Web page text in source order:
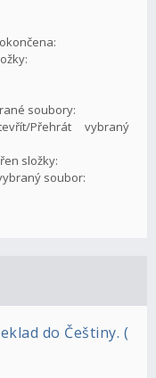
soubory:
Přehrát vybraný
složky:
soubor:
do Češtiny. (